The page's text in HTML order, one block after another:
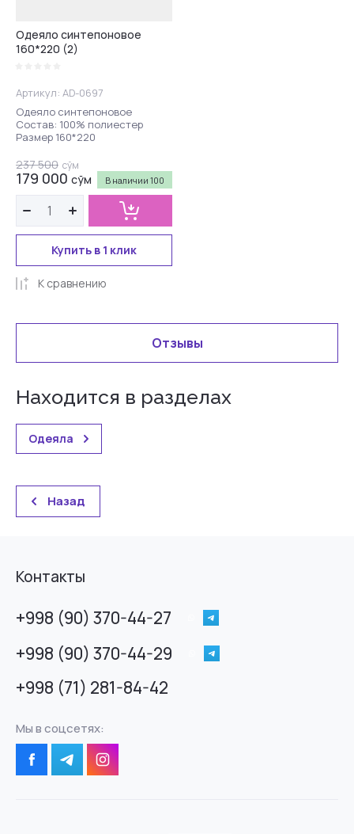
Одеяло синтепоновое
160*220 (2)
Артикул: AD-0697
Одеяло синтепоновое
Состав: 100% полиестер
Размер 160*220
В наличии 100
237 500 сўм
179 000 сўм
Купить в 1 клик
К сравнению
Отзывы
Находится в разделах
Одеяла
Назад
Контакты
+998 (90) 370-44-27
+998 (90) 370-44-29
+998 (71) 281-84-42
Мы в соцсетях: